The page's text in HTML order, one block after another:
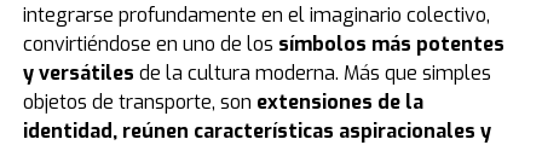
integrarse profundamente en el imaginario colectivo,
convirtiéndose en uno de los símbolos más potentes
y versátiles de la cultura moderna. Más que simples
objetos de transporte, son extensiones de la
identidad, reúnen características aspiracionales y